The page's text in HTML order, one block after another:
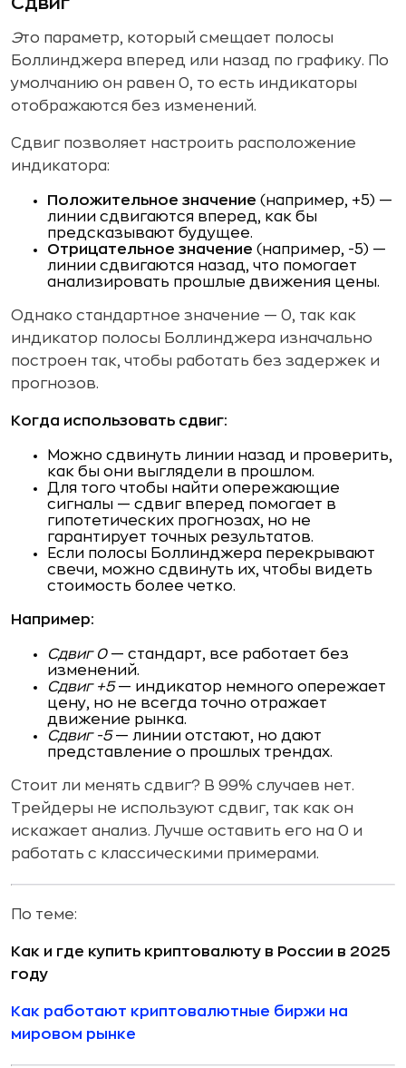
Это параметр, который смещает полосы
Боллинджера вперед или назад по графику. По
умолчанию он равен 0, то есть индикаторы
отображаются без изменений.
Сдвиг позволяет настроить расположение
индикатора:
Положительное значение (например, +5) —
линии сдвигаются вперед, как бы
предсказывают будущее.
Отрицательное значение (например, -5) —
линии сдвигаются назад, что помогает
анализировать прошлые движения цены.
Однако стандартное значение — 0, так как
индикатор полосы Боллинджера изначально
построен так, чтобы работать без задержек и
прогнозов.
Когда использовать сдвиг:
Можно сдвинуть линии назад и проверить,
как бы они выглядели в прошлом.
Для того чтобы найти опережающие
сигналы — сдвиг вперед помогает в
гипотетических прогнозах, но не
гарантирует точных результатов.
Если полосы Боллинджера перекрывают
свечи, можно сдвинуть их, чтобы видеть
стоимость более четко.
Например:
Сдвиг 0— стандарт, все работает без
изменений.
Сдвиг +5— индикатор немного опережает
цену, но не всегда точно отражает
движение рынка.
Сдвиг -5— линии отстают, но дают
представление о прошлых трендах.
Стоит ли менять сдвиг? В 99% случаев нет.
Трейдеры не используют сдвиг, так как он
искажает анализ. Лучше оставить его на 0 и
работать с классическими примерами.
По теме:
Как и где купить криптовалюту в России в 2025
году
Как работают криптовалютные биржи на
мировом рынке